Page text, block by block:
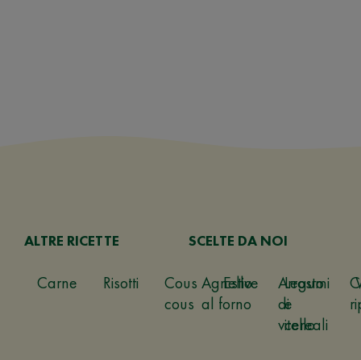
ALTRE RICETTE
Carne Risotti
Cous
cous
Estive
Legumi
e
cereali
SCELTE DA NOI
Agnello
al forno
Arrosto
di
vitello